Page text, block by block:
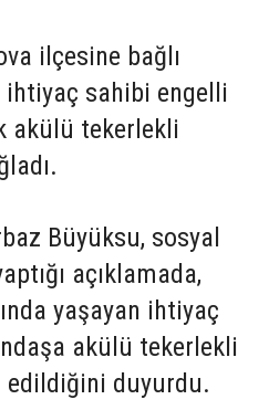
ilçesine bağlı
ihtiyaç sahibi engelli
akülü tekerlekli
Büyüksu, sosyal
açıklamada,
yaşayan ihtiyaç
akülü tekerlekli
duyurdu.